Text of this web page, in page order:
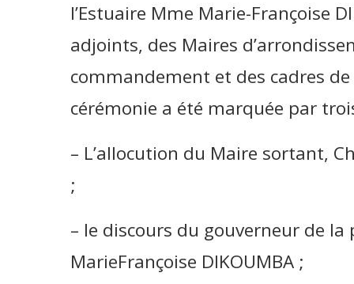
l’Estuaire Mme Marie-Françoise
adjoints, des Maires
commandement et des cadres
cérémonie a été marquée par
– L’allocution du Maire sortant,
;
– le discours du gouverneur de la
MarieFrançoise DIKOUMBA ;